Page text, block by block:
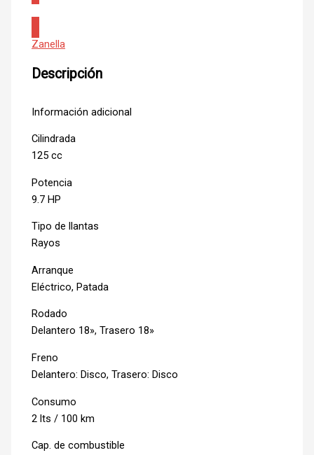
Zanella
Descripción
Información adicional
Cilindrada
125 cc
Potencia
9.7 HP
Tipo de llantas
Rayos
Arranque
Eléctrico, Patada
Rodado
Delantero 18», Trasero 18»
Freno
Delantero: Disco, Trasero: Disco
Consumo
2 lts / 100 km
Cap. de combustible